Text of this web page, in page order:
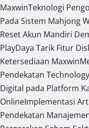
MaxwinTeknologi
Pada Sistem Mahjong
Reset Akun Mandiri
PlayDaya Tarik Fitur
Ketersediaan Maxwin
Pendekatan
Digital pada Platform
OnlineImplementasi
Pendekatan